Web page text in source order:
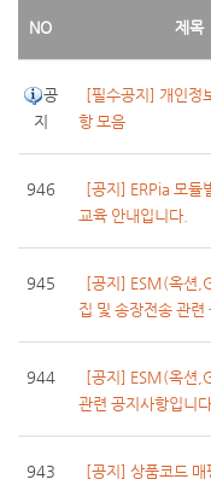
NO 제목
공
지
[필수공지] 개인정
항 모음
946
[공지] ERPia 모듈
교육 안내입니다.
945
[공지] ESM(옥션
집 및 송장전송 관련
944
[공지] ESM(옥션
관련 공지사항입니다.
943
[공지] 상품코드 매